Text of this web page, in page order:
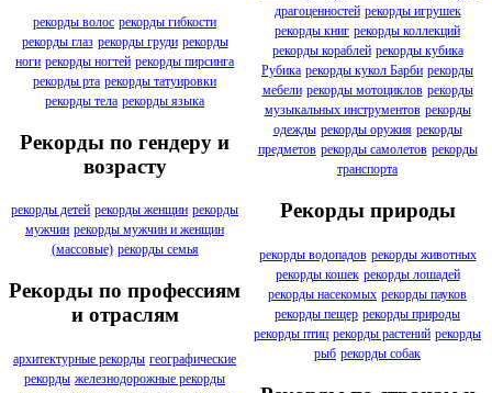
рекорды волос рекорды гибкости
рекорды глаз рекорды груди рекорды
ноги рекорды ногтей рекорды пирсинга
рекорды рта рекорды татуировки
рекорды тела рекорды языка
Рекорды по гендеру и
возрасту
рекорды детей рекорды женщин рекорды
мужчин рекорды мужчин и женщин
(массовые) рекорды семья
Рекорды по профессиям
и отраслям
архитектурные рекорды географические
рекорды железнодорожные рекорды
драгоценностей рекорды игрушек
рекорды книг рекорды коллекций
рекорды кораблей рекорды кубика
Рубика рекорды кукол Барби рекорды
мебели рекорды мотоциклов рекорды
музыкальных инструментов рекорды
одежды рекорды оружия рекорды
предметов рекорды самолетов рекорды
транспорта
Рекорды природы
рекорды водопадов рекорды животных
рекорды кошек рекорды лошадей
рекорды насекомых рекорды пауков
рекорды пещер рекорды природы
рекорды птиц рекорды растений рекорды
рыб рекорды собак